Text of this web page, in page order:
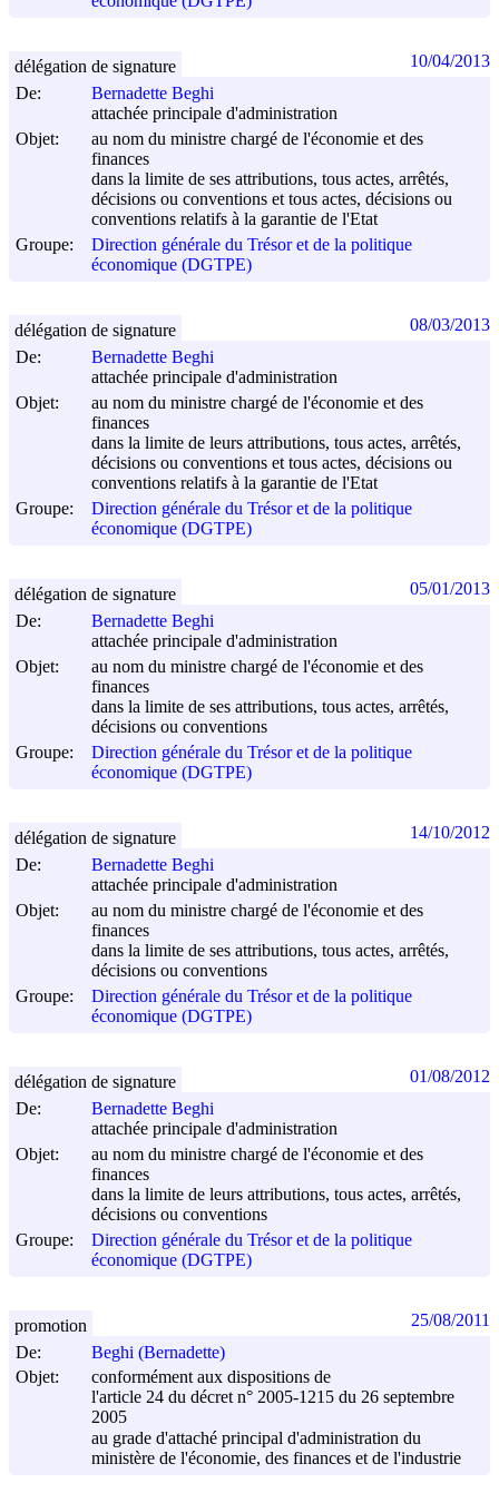
De:
Bernadette Beghi
attachée principale d'administration
Objet:
au nom du ministre chargé de l'économie et des
finances
dans la limite de ses attributions, tous actes, arrêtés,
décisions ou conventions et tous actes, décisions ou
conventions relatifs à la garantie de l'Etat
Groupe:
Direction générale du Trésor et de la politique
économique (DGTPE)
délégation de signature 10/04/2013
De:
Bernadette Beghi
attachée principale d'administration
Objet:
au nom du ministre chargé de l'économie et des
finances
dans la limite de leurs attributions, tous actes, arrêtés,
décisions ou conventions et tous actes, décisions ou
conventions relatifs à la garantie de l'Etat
Groupe:
Direction générale du Trésor et de la politique
économique (DGTPE)
délégation de signature 08/03/2013
De:
Bernadette Beghi
attachée principale d'administration
Objet:
au nom du ministre chargé de l'économie et des
finances
dans la limite de ses attributions, tous actes, arrêtés,
décisions ou conventions
Groupe:
Direction générale du Trésor et de la politique
économique (DGTPE)
délégation de signature 05/01/2013
De:
Bernadette Beghi
attachée principale d'administration
Objet:
au nom du ministre chargé de l'économie et des
finances
dans la limite de ses attributions, tous actes, arrêtés,
décisions ou conventions
Groupe:
Direction générale du Trésor et de la politique
économique (DGTPE)
délégation de signature 14/10/2012
De:
Bernadette Beghi
attachée principale d'administration
Objet:
au nom du ministre chargé de l'économie et des
finances
dans la limite de leurs attributions, tous actes, arrêtés,
décisions ou conventions
Groupe:
Direction générale du Trésor et de la politique
économique (DGTPE)
délégation de signature 01/08/2012
De:
Beghi (Bernadette)
Objet:
conformément aux dispositions de
l'article 24 du décret n° 2005-1215 du 26 septembre
2005
au grade d'attaché principal d'administration du
ministère de l'économie, des finances et de l'industrie
promotion 25/08/2011